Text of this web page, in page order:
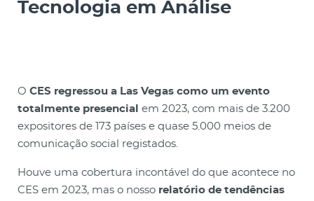
Tecnologia em Análise
O CES regressou a Las Vegas como um evento
totalmente presencial em 2023, com mais de 3.200
expositores de 173 países e quase 5.000 meios de
comunicação social registados.
Houve uma cobertura incontável do que acontece no
CES em 2023, mas o nosso relatório de tendências